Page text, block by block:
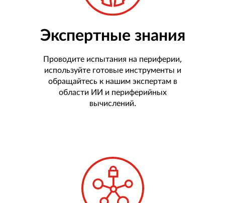
Экспертные знания
Проводите испытания на периферии,
используйте готовые инструменты и
обращайтесь к нашим экспертам в
области ИИ и периферийных
вычислений.